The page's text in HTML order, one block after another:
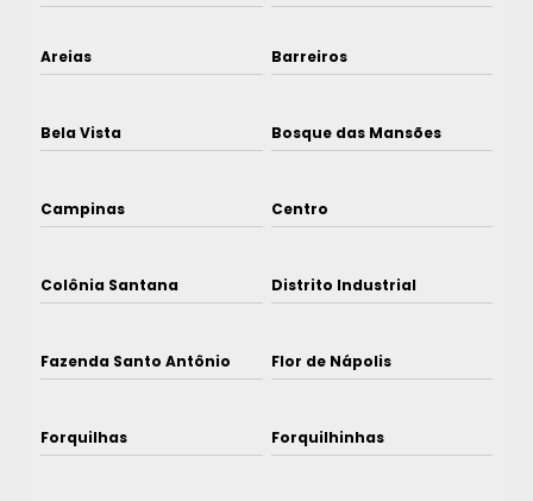
Areias Barreiros
Bela Vista Bosque das Mansões
Campinas Centro
Colônia Santana Distrito Industrial
Fazenda Santo Antônio Flor de Nápolis
Forquilhas Forquilhinhas